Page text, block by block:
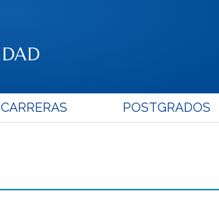
CARRERAS POSTGRADOS